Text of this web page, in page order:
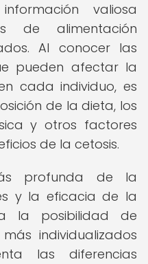
valiosa
de alimentación
Al conocer las
pueden afectar la
cada individuo, es
de la dieta, los
y otros factores
de la cetosis.
profunda de la
y la eficacia de la
la posibilidad de
individualizados
las diferencias